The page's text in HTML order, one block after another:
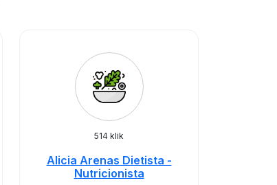
514 klik
Alicia Arenas Dietista -
Nutricionista